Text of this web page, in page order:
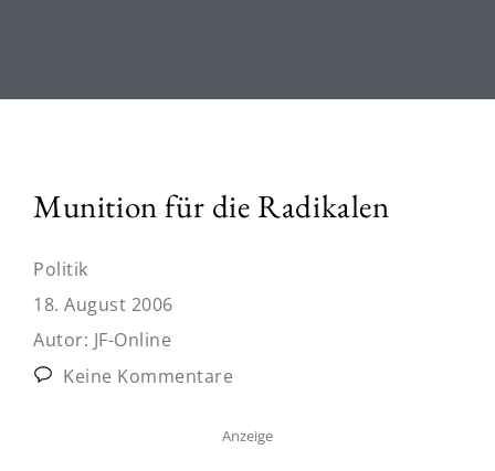
Munition für die Radikalen
Politik
18. August 2006
Autor: JF-Online
Keine Kommentare
Anzeige